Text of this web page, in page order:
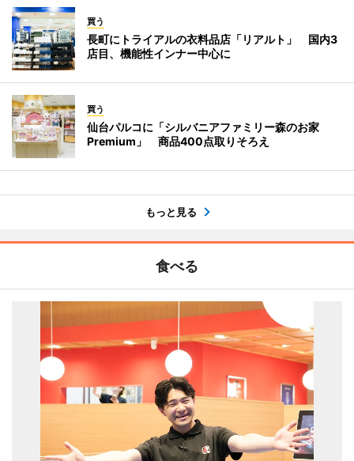
買う
長町にトライアルの衣料品店「リアルト」 国内3
店目、機能性インナー中心に
買う
仙台パルコに「シルバニアファミリー森のお家
Premium」 商品400点取りそろえ
もっと見る
食べる